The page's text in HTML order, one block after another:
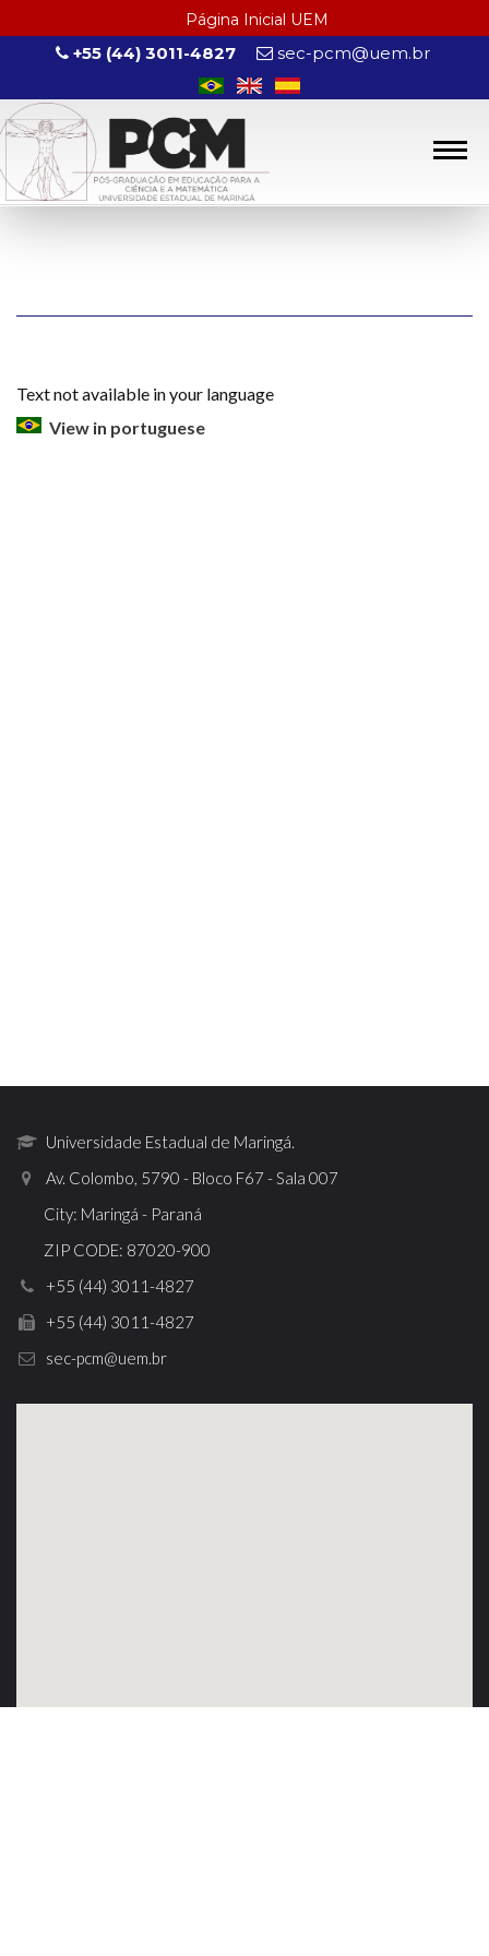
Página Inicial UEM
+55 (44) 3011-4827 sec-pcm@uem.br
Text not available in your language
View in portuguese
Universidade Estadual de Maringá.
Av. Colombo, 5790 - Bloco F67 - Sala 007
City: Maringá - Paraná
ZIP CODE: 87020-900
+55 (44) 3011-4827
+55 (44) 3011-4827
sec-pcm@uem.br